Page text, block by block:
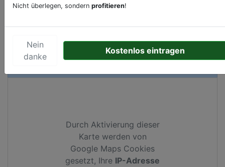
Ihr Unternehmen anbietet und womit Sie sich von
Durch Aktivierung dieser
Karte werden von
Google Maps Cookies
gesetzt, Ihre IP-Adresse
Nicht überlegen, sondern profitieren!
Nein
danke
Kostenlos eintragen